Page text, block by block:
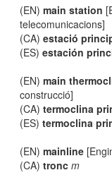
(EN)main station
telecomunicacions]
(CA)estació
(ES)estación
(EN)main
construcció]
(CA)termoclina
(ES)termoclina
(EN)mainline
(CA)tronc m